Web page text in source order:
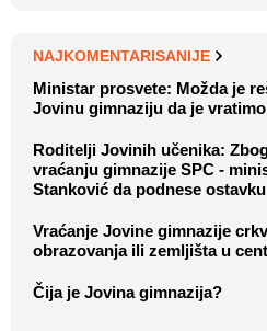
NAJKOMENTARISANIJE
Ministar prosvete: Možda je
Jovinu gimnaziju da je
Roditelji Jovinih učenika:
vraćanju gimnazije SPC -
Stanković da podnese ostavku
Vraćanje Jovine gimnazije
obrazovanja ili zemljišta u
Čija je Jovina gimnazija?